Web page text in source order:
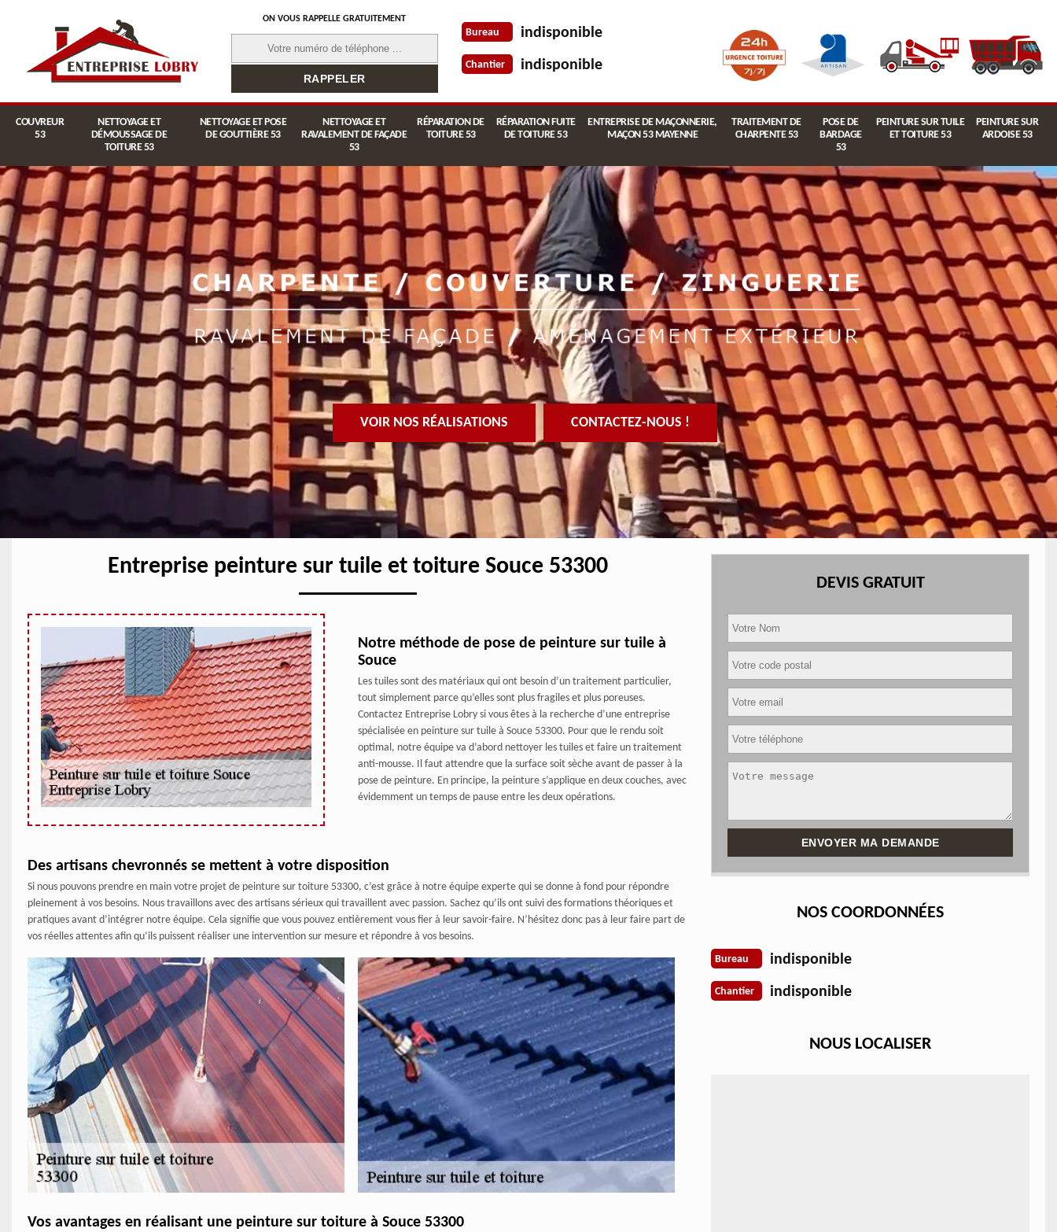
ON VOUS RAPPELLE GRATUITEMENT
Bureau indisponible
Chantier indisponible
COUVREUR
53
NETTOYAGE ET
DÉMOUSSAGE DE
TOITURE 53
NETTOYAGE ET POSE
DE GOUTTIÈRE 53
NETTOYAGE ET
RAVALEMENT DE FAÇADE
53
RÉPARATION DE
TOITURE 53
RÉPARATION FUITE
DE TOITURE 53
ENTREPRISE DE MAÇONNERIE,
MAÇON 53 MAYENNE
TRAITEMENT DE
CHARPENTE 53
POSE DE
BARDAGE
53
PEINTURE SUR TUILE
ET TOITURE 53
PEINTURE SUR
ARDOISE 53
VOIR NOS RÉALISATIONS CONTACTEZ-NOUS !
Entreprise peinture sur tuile et toiture Souce 53300
Notre méthode de pose de peinture sur tuile à
Souce
Les tuiles sont des matériaux qui ont besoin d’un traitement particulier,
tout simplement parce qu’elles sont plus fragiles et plus poreuses.
Contactez Entreprise Lobry si vous êtes à la recherche d’une entreprise
spécialisée en peinture sur tuile à Souce 53300. Pour que le rendu soit
optimal, notre équipe va d’abord nettoyer les tuiles et faire un traitement
anti-mousse. Il faut attendre que la surface soit sèche avant de passer à la
pose de peinture. En principe, la peinture s’applique en deux couches, avec
évidemment un temps de pause entre les deux opérations.
Des artisans chevronnés se mettent à votre disposition
Si nous pouvons prendre en main votre projet de peinture sur toiture 53300, c’est grâce à notre équipe experte qui se donne à fond pour répondre
pleinement à vos besoins. Nous travaillons avec des artisans sérieux qui travaillent avec passion. Sachez qu’ils ont suivi des formations théoriques et
pratiques avant d’intégrer notre équipe. Cela signifie que vous pouvez entièrement vous fier à leur savoir-faire. N’hésitez donc pas à leur faire part de
vos réelles attentes afin qu’ils puissent réaliser une intervention sur mesure et répondre à vos besoins.
Vos avantages en réalisant une peinture sur toiture à Souce 53300
DEVIS GRATUIT
NOS COORDONNÉES
Bureau indisponible
Chantier indisponible
NOUS LOCALISER